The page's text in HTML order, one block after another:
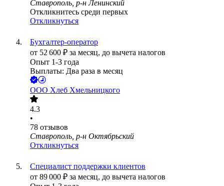
Ставрополь, р-н Ленинский
Откликнитесь среди первых
Откликнуться
Бухгалтер-оператор
от 52 600 ₽ за месяц, до вычета налогов
Опыт 1-3 года
Выплаты: Два раза в месяц
ООО Хлеб Хмельницкого
4.3
•
78 отзывов
Ставрополь, р-н Октябрьский
Откликнуться
Специалист поддержки клиентов
от 89 000 ₽ за месяц, до вычета налогов